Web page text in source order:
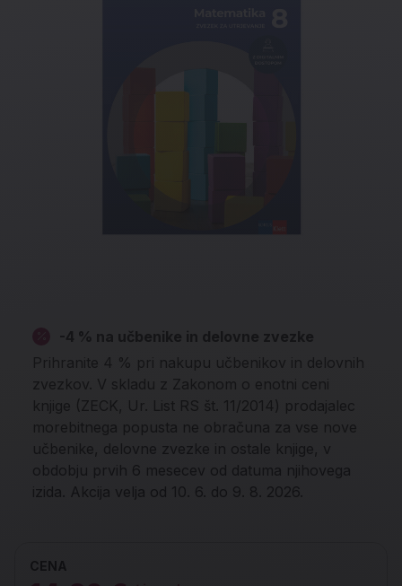
-4 % na učbenike in delovne zvezke
Prihranite 4 % pri nakupu učbenikov in delovnih
zvezkov. V skladu z Zakonom o enotni ceni
knjige (ZECK, Ur. List RS št. 11/2014) prodajalec
morebitnega popusta ne obračuna za vse nove
učbenike, delovne zvezke in ostale knjige, v
obdobju prvih 6 mesecev od datuma njihovega
izida. Akcija velja od 10. 6. do 9. 8. 2026.
CENA